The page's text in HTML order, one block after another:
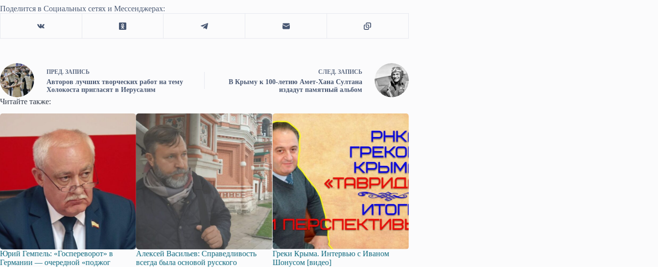
Поделится в Социальных сетях и Мессенджерах:
ПРЕД. ЗАПИСЬ
Авторов лучших творческих работ на тему
Холокоста пригласят в Иерусалим
СЛЕД. ЗАПИСЬ
В Крыму к 100-летию Амет-Хана Султана
издадут памятный альбом
Читайте также:
в
«поджог
Алексей Васильев: Справедливость
всегда была основой русского
Греки Крыма. Интервью с Иваном
Шонусом [видео]
МИРные беседы с одним из авторов